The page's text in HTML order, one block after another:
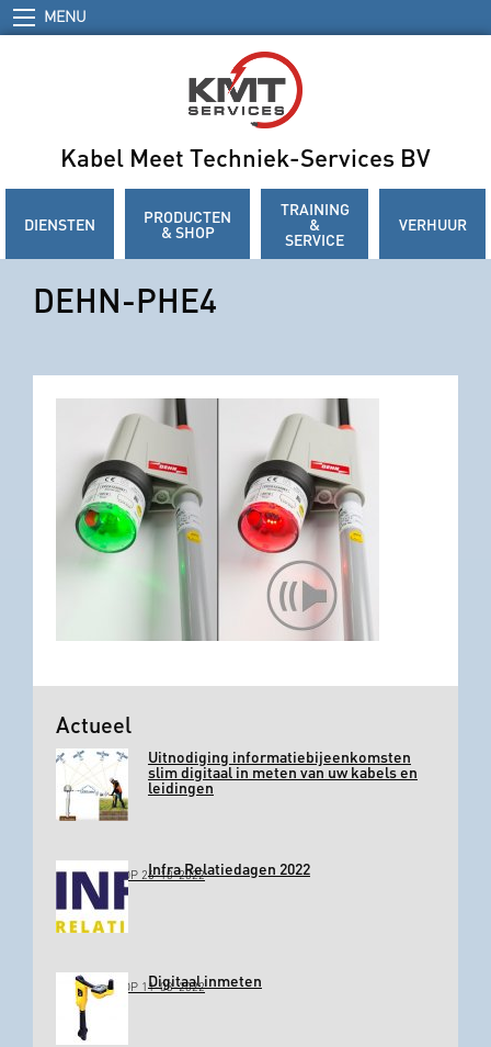
MENU
Kabel Meet Techniek-Services BV
DIENSTEN PRODUCTEN
& SHOP
TRAINING
&
SERVICE
VERHUUR
DEHN-PHE4
Actueel
Uitnodiging informatiebijeenkomsten
slim digitaal in meten van uw kabels en
leidingen
GEPLAATST OP 26-10-2022Infra Relatiedagen 2022
GEPLAATST OP 11-03-2022Digitaal inmeten